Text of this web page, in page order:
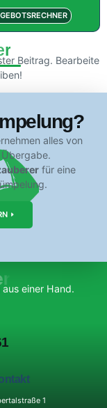
Beitrag. Bearbeite
alles von
für eine
einer Hand.
1